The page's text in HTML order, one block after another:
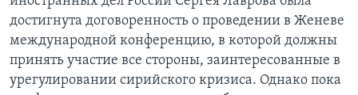
достигнута договоренность о проведении в Женеве
международной конференцию, в которой должны
принять участие все стороны, заинтересованные в
урегулировании сирийского кризиса. Однако пока